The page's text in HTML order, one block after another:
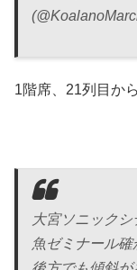
1階席、21列目か
大宮ソニックシ
魚ゼミナール